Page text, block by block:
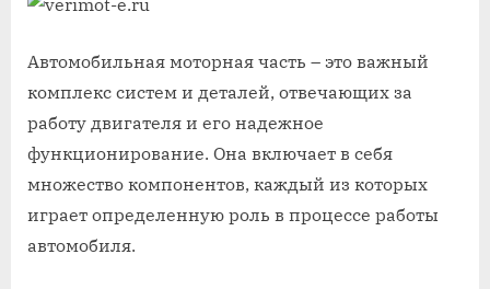
Автомобильная моторная часть – это важный
комплекс систем и деталей, отвечающих за
работу двигателя и его надежное
функционирование. Она включает в себя
множество компонентов, каждый из которых
играет определенную роль в процессе работы
автомобиля.